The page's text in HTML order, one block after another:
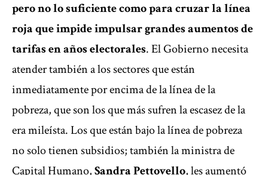
pero no lo suficiente como para cruzar la línea
roja que impide impulsar grandes aumentos de
tarifas en años electorales. El Gobierno necesita
atender también a los sectores que están
inmediatamente por encima de la línea de la
pobreza, que son los que más sufren la escasez de la
era mileísta. Los que están bajo la línea de pobreza
no solo tienen subsidios; también la ministra de
Capital Humano,Sandra Pettovello, les aumentó